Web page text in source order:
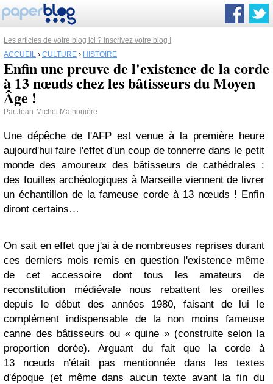
Les articles de votre blog ici ? Inscrivez votre blog !
ACCUEIL › CULTURE › HISTOIRE
Enfin une preuve de l'existence de la corde
à 13 nœuds chez les bâtisseurs du Moyen
Âge !
Par Jean-Michel Mathonière
Une dépêche de l'AFP est venue à la première heure
aujourd'hui faire l'effet d'un coup de tonnerre dans le petit
monde des amoureux des bâtisseurs de cathédrales :
des fouilles archéologiques à Marseille viennent de livrer
un échantillon de la fameuse corde à 13 nœuds ! Enfin
diront certains…
On sait en effet que j'ai à de nombreuses reprises durant
ces derniers mois remis en question l'existence même
de cet accessoire dont tous les amateurs de
reconstitution médiévale nous rebattent les oreilles
depuis le début des années 1980, faisant de lui le
complément indispensable de la non moins fameuse
canne des bâtisseurs ou « quine » (construite selon la
proportion dorée). Arguant du fait que la corde à
13 nœuds n'était pas mentionnée dans les textes
d'époque (et même dans aucun texte avant la fin du